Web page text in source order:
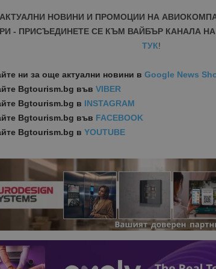
НОВИНИ И ПРОМОЦИИ НА
- ПРИСЪЕДИНЕТЕ СЕ КЪМ ВАЙБЪР КАНАЛА НА
ТУК!
ни за още актуални новини в Google News
Bgtourism.bg във VIBER
Bgtourism.bg в INSTAGRAM
Bgtourism.bg във FACEBOOK
Bgtourism.bg в YOUTUBE